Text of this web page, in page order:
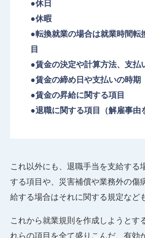
●休日
●休暇
●転換就業の場合は就業時間転
目
●賃金の決定や計算方法、支払
●賃金の締め日や支払いの時期
●賃金の昇給に関する項目
●退職に関する項目（解雇事由
これ以外にも、退職手当を支給する
する項目や、災害補償や業務外の傷
給する場合はそれに関する規定など
これから就業規則を作成しようとす
れらの項目を全て盛りこんだ、有効